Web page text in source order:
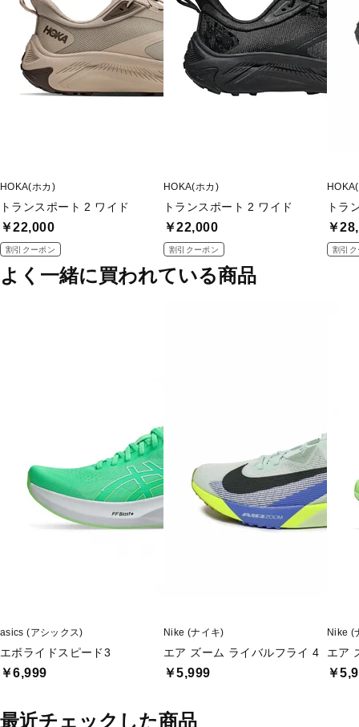
HOKA(ホカ)
トランスポート 2 ワイド
￥22,000
割引クーポン
HOKA(ホカ)
トランスポート 2 ワイド
￥22,000
割引クーポン
トラ
￥
割引ク
よく一緒に買われている商品
asics (アシックス)
エボライドスピード3
￥6,999
Nike (ナイキ)
エア ズーム ライバルフライ 4
￥5,999
Nike (
エア
￥
最近チェックした商品